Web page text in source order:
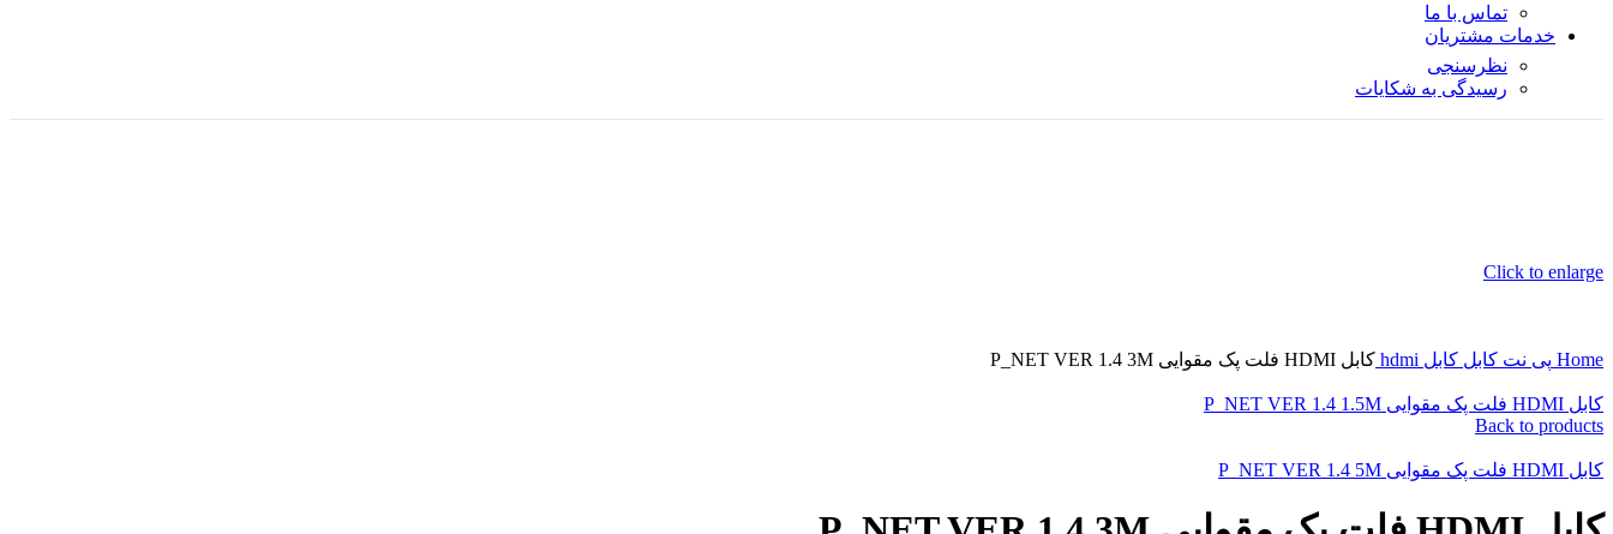
تماس با ما
خدمات مشتریان
نظرسنجی
رسیدگی به شکایات
Click to enlarge
Home پی نت کابل کابل hdmi کابل HDMI فلت پک مقوایی P_NET VER 1.4 3M
کابل HDMI فلت پک مقوایی P_NET VER 1.4 1.5M
Back to products
کابل HDMI فلت پک مقوایی P_NET VER 1.4 5M